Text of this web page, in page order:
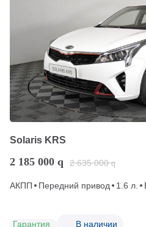
Solaris KRS
2 185 000 q 2 635 000 q
АКПП Передний привод 1.6 л.
Гарантия В наличии